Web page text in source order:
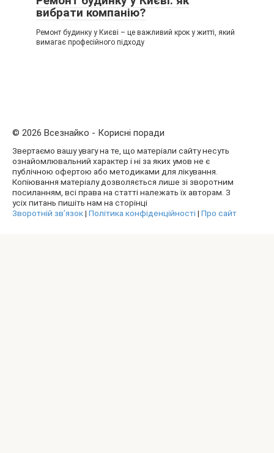
вибрати компанію?
Ремонт будинку у Києві – це важливий крок у житті, який
вимагає професійного підходу
© 2026 Всезнайко - Корисні поради
Звертаємо вашу увагу на те, що матеріали сайту несуть
ознайомлювальний характер і ні за яких умов не є
публічною офертою або методиками для лікування.
Копіювання матеріалу дозволяється лише зі зворотним
посиланням, всі права на статті належать їх авторам. З
усіх питань пишіть нам на сторінці
Зворотній зв’язок| Політика конфіденційності| Про сайт